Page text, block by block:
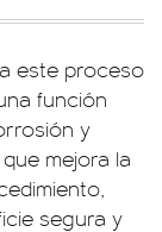
este proceso
función
y
mejora la
segura y